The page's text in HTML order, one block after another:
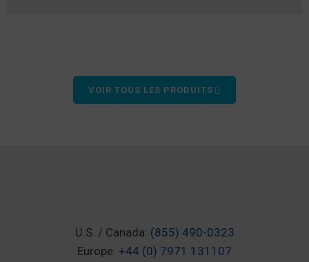
VOIR TOUS LES PRODUITS
U.S. / Canada: (855) 490-0323
Europe: +44 (0) 7971 131107